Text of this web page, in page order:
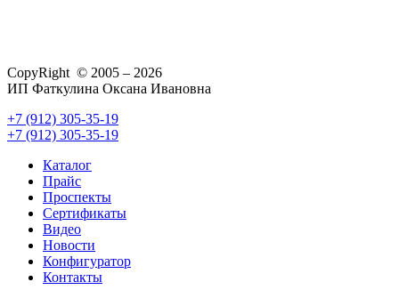
CopyRight © 2005 – 2026
ИП Фаткулина Оксана Ивановна
+7 (912) 305-35-19
+7 (912) 305-35-19
Каталог
Прайс
Проспекты
Сертификаты
Видео
Новости
Конфигуратор
Контакты